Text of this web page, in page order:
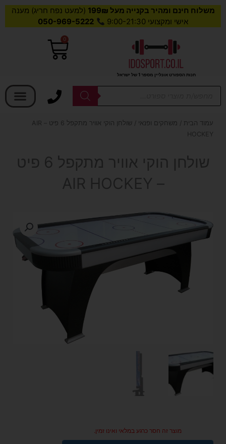
משלוח חינם ומהיר בקנייה מעל 199₪
(למעט נפח חריג) מענה
אישי ומקצועי 9:00-21:30
050-969-5222
חנות הספורט אונליין מספר 1 של ישראל
0
עגלת
Products
עמוד הבית / משחקים ופנאי
/ שולחן הוקי אוויר מתקפל 6 פיט – AIR
HOCKEY
שולחן הוקי אוויר מתקפל 6 פיט
– AIR HOCKEY
מוצר זה חסר כרגע במלאי ואינו זמין.